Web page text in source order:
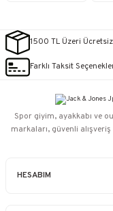
1500 TL Üzeri
Farklı Taksit
HESABIM
Spor giyim, ayakkabı ve
markaları, güvenli alışveriş